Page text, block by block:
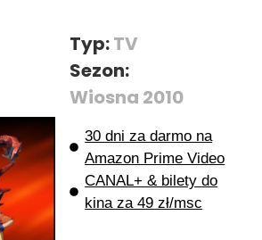
Typ:TV
Sezon:
Wiosna 2010
30 dni za darmo na
Amazon Prime Video
CANAL+ & bilety do
kina za 49 zł/msc